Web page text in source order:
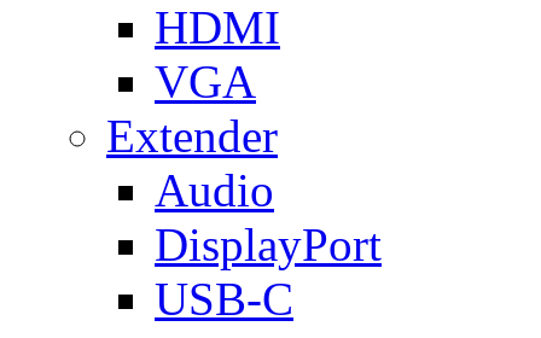
HDMI
VGA
Extender
Audio
DisplayPort
USB-C